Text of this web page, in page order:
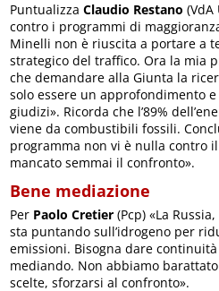
PuntualizzaClaudio Restano (VdA
contro i programmi di
Minelli non è riuscita a portare a
strategico del traffico. Ora la mia
che demandare alla Giunta la
solo essere un approfondimento
giudizi». Ricorda che l’89%
viene da combustibili fossili.
programma non vi è nulla contro il
mancato semmai il confronto».
Bene mediazione
Per Paolo Cretier (Pcp) «La
sta puntando sull’idrogeno per
emissioni. Bisogna dare
mediando. Non abbiamo
scelte, sforzarsi al confronto».